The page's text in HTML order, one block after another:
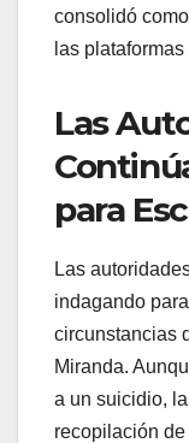
consolidó
las
Las
para
Las
indagando
circunstancias
Miranda.
a un suicidio,
recopilación